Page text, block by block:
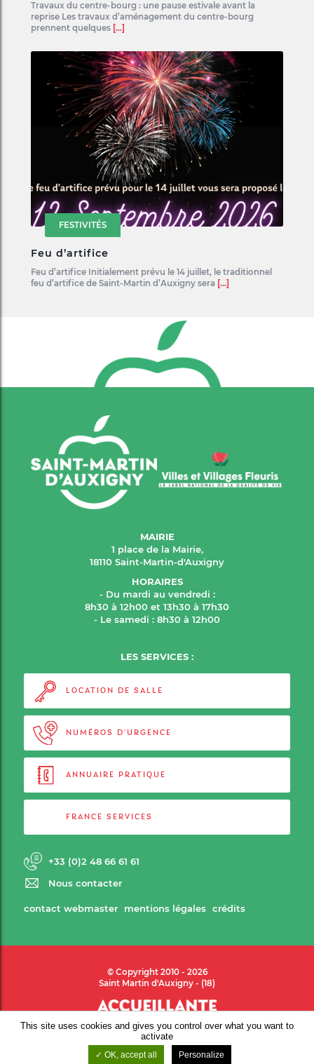
Travaux du centre-bourg : une pause estivale avant la
reprise Les travaux d’aménagement du centre-bourg
prennent quelques [...]
FESTIVITÉS
Feu d’artifice
Feu d’artifice Initialement prévu le 14 juillet, le traditionnel
feu d’artifice de Saint-Martin d’Auxigny sera [...]
MAIRIE
1 place de la Mairie,
18110 Saint-Martin-d'Auxigny
HORAIRES
- Du mardi au vendredi :
8h30 à 12h00 et 13h30 à 17h30
- Le samedi : 8h30 à 12h00
LES SERVICES :
LOCATION DE SALLE
NUMÉROS D'URGENCE
ANNUAIRE PRATIQUE
FRANCE SERVICES
+33 (0)2 48 66 61 61
Nous contacter
contact webmaster mentions légales crédits
© Copyright 2010 - 2026
Saint Martin d'Auxigny - (18)
This site uses cookies and gives you control over what you want to
activate
OK, accept all Personalize